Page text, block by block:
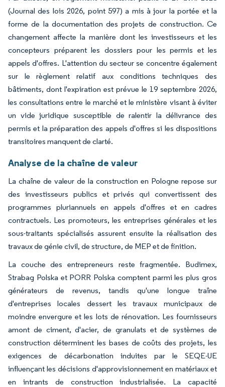
(Journal des lois 2026, point 597) a mis à jour la portée et la
forme de la documentation des projets de construction. Ce
changement affecte la manière dont les investisseurs et les
concepteurs préparent les dossiers pour les permis et les
appels d'offres. L'attention du secteur se concentre également
sur le règlement relatif aux conditions techniques des
bâtiments, dont l'expiration est prévue le 19 septembre 2026,
les consultations entre le marché et le ministère visant à éviter
un vide juridique susceptible de ralentir la délivrance des
permis et la préparation des appels d'offres si les dispositions
transitoires manquent de clarté.
Analyse de la chaîne de valeur
La chaîne de valeur de la construction en Pologne repose sur
des investisseurs publics et privés qui convertissent des
programmes pluriannuels en appels d'offres et en cadres
contractuels. Les promoteurs, les entreprises générales et les
sous-traitants spécialisés assurent ensuite la réalisation des
travaux de génie civil, de structure, de MEP et de finition.
La couche des entrepreneurs reste fragmentée. Budimex,
Strabag Polska et PORR Polska comptent parmi les plus gros
générateurs de revenus, tandis qu'une longue traîne
d'entreprises locales dessert les travaux municipaux de
moindre envergure et les lots de rénovation. Les fournisseurs
amont de ciment, d'acier, de granulats et de systèmes de
construction déterminent les bases de coûts des projets, les
exigences de décarbonation induites par le SEQE-UE
influençant les décisions d'approvisionnement en matériaux et
en intrants de construction industrialisée. La capacité